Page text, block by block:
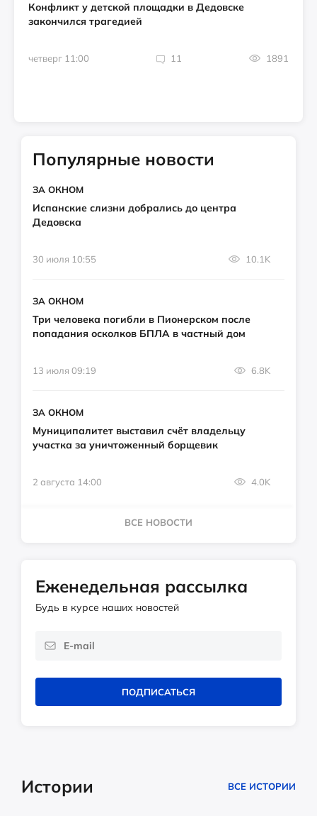
Конфликт у детской площадки в Дедовске
закончился трагедией
четверг 11:00 11 1891
Популярные новости
ЗА ОКНОМ
Испанские слизни добрались до центра
Дедовска
30 июля 10:55 10.1K
ЗА ОКНОМ
Три человека погибли в Пионерском после
попадания осколков БПЛА в частный дом
13 июля 09:19 6.8K
ЗА ОКНОМ
Муниципалитет выставил счёт владельцу
участка за уничтоженный борщевик
2 августа 14:00 4.0K
ВСЕ НОВОСТИ
Еженедельная рассылка
Будь в курсе наших новостей
ПОДПИСАТЬСЯ
Истории ВСЕ ИСТОРИИ